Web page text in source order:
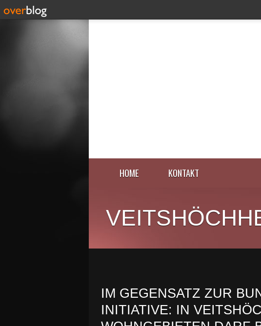
HOME KONTAKT
IM GEGENSATZ ZUR
INITIATIVE: IN